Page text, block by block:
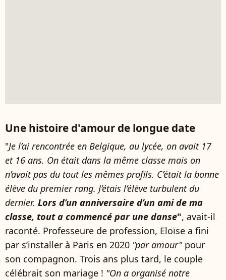
Une histoire d'amour de longue date
"Je l’ai rencontrée en Belgique, au lycée, on avait 17
et 16 ans. On était dans la même classe mais on
n’avait pas du tout les mêmes profils. C’était la bonne
élève du premier rang. J’étais l’élève turbulent du
dernier. Lors d’un anniversaire d’un ami de ma
classe, tout a commencé par une danse", avait-il
raconté. Professeure de profession, Eloïse a fini
par s’installer à Paris en 2020 "par amour"pour
son compagnon. Trois ans plus tard, le couple
célébrait son mariage ! "On a organisé notre